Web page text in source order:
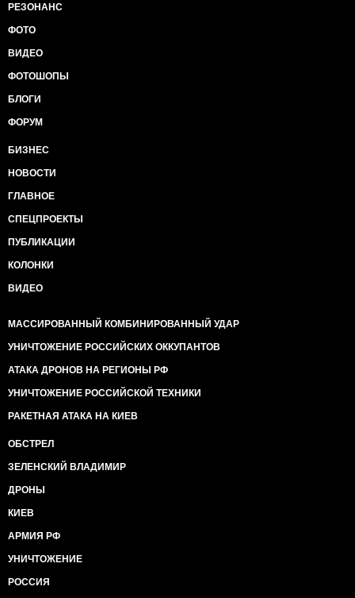
РЕЗОНАНС
ФОТО
ВИДЕО
ФОТОШОПЫ
БЛОГИ
ФОРУМ
БИЗНЕС
НОВОСТИ
ГЛАВНОЕ
СПЕЦПРОЕКТЫ
ПУБЛИКАЦИИ
КОЛОНКИ
ВИДЕО
МАССИРОВАННЫЙ КОМБИНИРОВАННЫЙ УДАР
УНИЧТОЖЕНИЕ РОССИЙСКИХ ОККУПАНТОВ
АТАКА ДРОНОВ НА РЕГИОНЫ РФ
УНИЧТОЖЕНИЕ РОССИЙСКОЙ ТЕХНИКИ
РАКЕТНАЯ АТАКА НА КИЕВ
ОБСТРЕЛ
ЗЕЛЕНСКИЙ ВЛАДИМИР
ДРОНЫ
КИЕВ
АРМИЯ РФ
УНИЧТОЖЕНИЕ
РОССИЯ